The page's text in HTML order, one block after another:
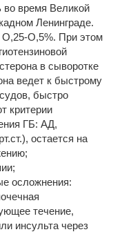
время Великой
Ленинграде.
О,25-О,5%. При этом
в сыворотке
ведет к быстрому
быстро
критерии
ГБ: АД,
остается на
осложнения:
течение,
инсульта через